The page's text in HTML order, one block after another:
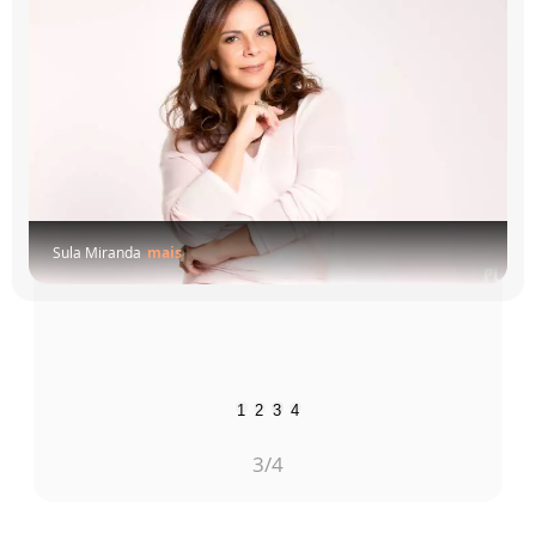
Sula Miranda mais
1 2 3 4
3/4